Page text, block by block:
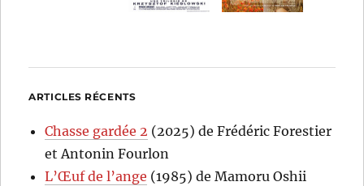
ARTICLES RÉCENTS
Chasse gardée 2 (2025) de Frédéric Forestier
et Antonin Fourlon
L’Œuf de l’ange (1985) de Mamoru Oshii